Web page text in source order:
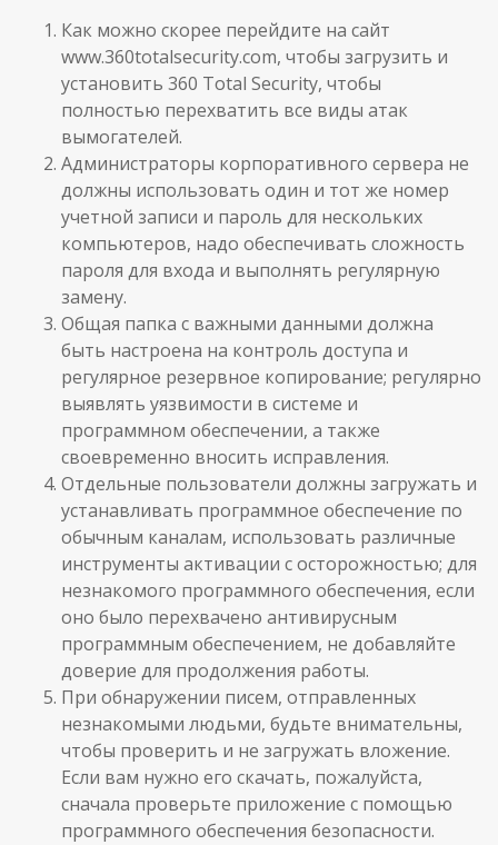
Как можно скорее перейдите на сайт
www.360totalsecurity.com, чтобы загрузить и
установить 360 Total Security, чтобы
полностью перехватить все виды атак
вымогателей.
Администраторы корпоративного сервера не
должны использовать один и тот же номер
учетной записи и пароль для нескольких
компьютеров, надо обеспечивать сложность
пароля для входа и выполнять регулярную
замену.
Общая папка с важными данными должна
быть настроена на контроль доступа и
регулярное резервное копирование; регулярно
выявлять уязвимости в системе и
программном обеспечении, а также
своевременно вносить исправления.
Отдельные пользователи должны загружать и
устанавливать программное обеспечение по
обычным каналам, использовать различные
инструменты активации с осторожностью; для
незнакомого программного обеспечения, если
оно было перехвачено антивирусным
программным обеспечением, не добавляйте
доверие для продолжения работы.
При обнаружении писем, отправленных
незнакомыми людьми, будьте внимательны,
чтобы проверить и не загружать вложение.
Если вам нужно его скачать, пожалуйста,
сначала проверьте приложение с помощью
программного обеспечения безопасности.